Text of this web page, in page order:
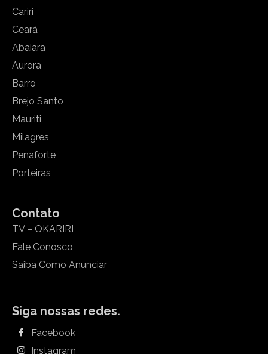
Cariri
Ceará
Abaiara
Aurora
Barro
Brejo Santo
Mauriti
Milagres
Penaforte
Porteiras
Contato
TV – OKARIRI
Fale Conosco
Saiba Como Anunciar
Siga nossas redes.
Facebook
Instagram